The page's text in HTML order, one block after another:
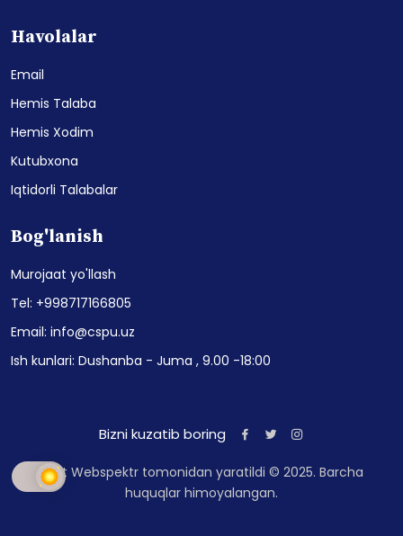
Havolalar
Email
Hemis Talaba
Hemis Xodim
Kutubxona
Iqtidorli Talabalar
Bog'lanish
Murojaat yo'llash
Tel: +998717166805
Email: info@cspu.uz
Ish kunlari: Dushanba - Juma , 9.00 -18:00
Bizni kuzatib boring
Sayt Webspektr tomonidan yaratildi © 2025. Barcha
huquqlar himoyalangan.